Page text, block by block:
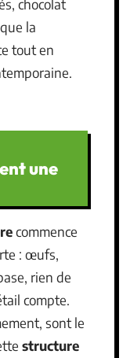
chocolat
la
tout en
une
commence
: œufs,
rien de
compte.
sont le
structure